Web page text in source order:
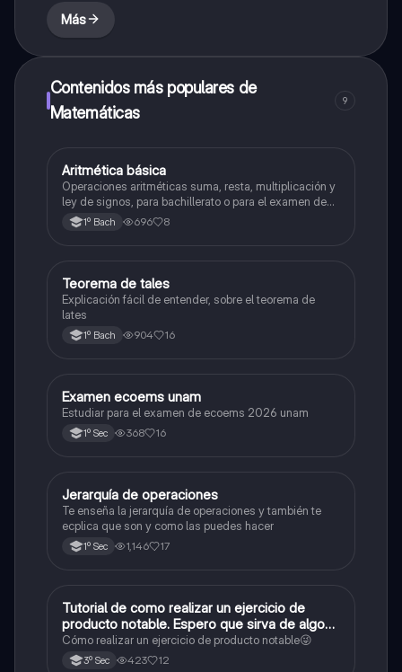
Más
Contenidos más populares de
Matemáticas
9
Matemáticas
Aritmética básica
Operaciones aritméticas suma, resta, multiplicación y
ley de signos, para bachillerato o para el examen de
admisión a la universidad
1º Bach 696 8
Matemáticas
Teorema de tales
Explicación fácil de entender, sobre el teorema de
lates
1º Bach 904 16
Español
Examen ecoems unam
Estudiar para el examen de ecoems 2026 unam
1º Sec 368 16
Matemáticas
Jerarquía de operaciones
Te enseña la jerarquía de operaciones y también te
ecplica que son y como las puedes hacer
1º Sec 1,146 17
Matemáticas
Tutorial de como realizar un ejercicio de
producto notable. Espero que sirva de algo💕
😜
Cómo realizar un ejercicio de producto notable😜
3º Sec 423 12